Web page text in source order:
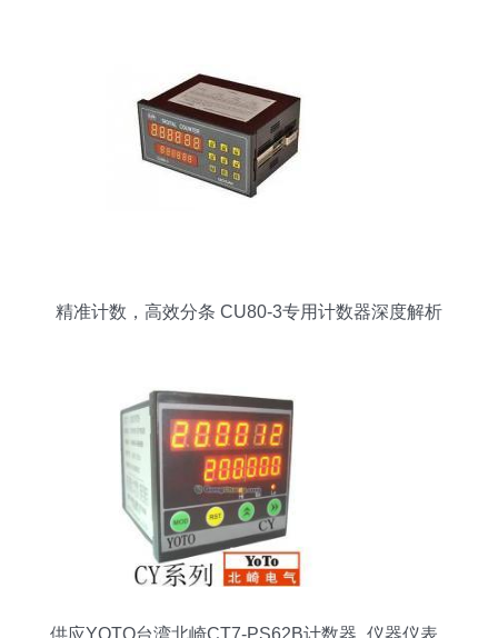
精准计数，高效分条 CU80-3专用计数器深度解析
供应YOTO台湾北崎CT7-PS62B计数器_仪器仪表_